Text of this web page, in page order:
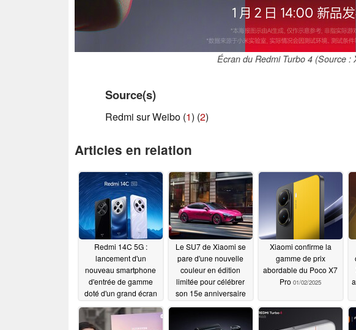
Écran du Redmi Turbo 4 (Source :
Source(s)
Redmi sur Weibo (1) (2)
Articles en relation
Redmi 14C 5G :
lancement d'un
nouveau smartphone
d'entrée de gamme
doté d'un grand écran
01/07/2025
Le SU7 de Xiaomi se
pare d'une nouvelle
couleur en édition
limitée pour célébrer
son 15e anniversaire
01/02/2025
Xiaomi confirme la
gamme de prix
abordable du Poco X7
Pro 01/02/2025